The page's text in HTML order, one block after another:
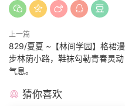
上一篇
829/夏夏 ~【林间学园】格裙漫
步林荫小路，鞋袜勾勒青春灵动
气息。
猜你喜欢